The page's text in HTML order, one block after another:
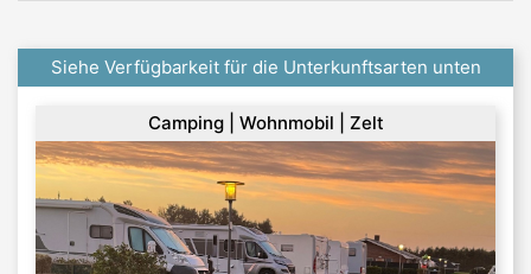
Siehe Verfügbarkeit für die Unterkunftsarten unten
Camping | Wohnmobil | Zelt